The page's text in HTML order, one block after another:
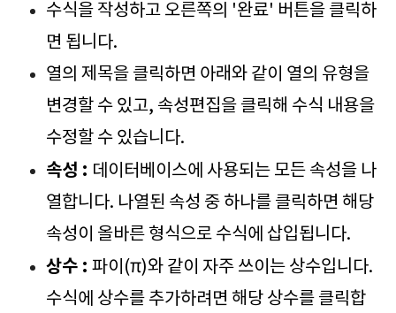
수식을 작성하고 오른쪽의 '완료' 버튼을 클릭하
면 됩니다.
열의 제목을 클릭하면 아래와 같이 열의 유형을
변경할 수 있고, 속성편집을 클릭해 수식 내용을
수정할 수 있습니다.
속성 : 데이터베이스에 사용되는 모든 속성을 나
열합니다. 나열된 속성 중 하나를 클릭하면 해당
속성이 올바른 형식으로 수식에 삽입됩니다.
상수 : 파이(π)와 같이 자주 쓰이는 상수입니다.
수식에 상수를 추가하려면 해당 상수를 클릭합